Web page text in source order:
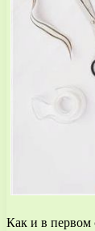
Как и в первом